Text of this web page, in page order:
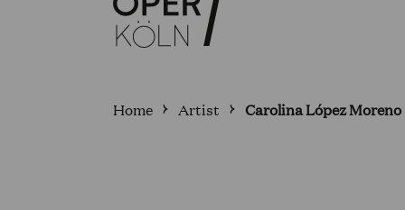
Home Artist Carolina López Moreno